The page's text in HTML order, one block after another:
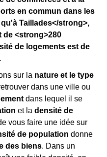
en commun dans les
Taillades</strong>,
de <strong>280
de logements est de
sur la nature et le type
dans une ville ou
dans lequel il se
et la densité de
vous faire une idée sur
de population donne
des biens. Dans un